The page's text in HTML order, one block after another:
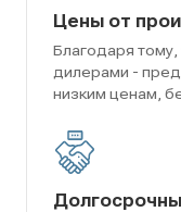
Цены от
Благодаря
дилерами -
низким ценам,